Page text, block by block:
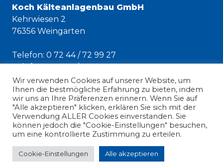
Koch Kälteanlagenbau GmbH
Kehrwiesen 2
76356 Weingarten
Telefon: 0 72 44 / 72 99 27
Telefax: 0 72 44 / 72 99 22
E-Mail:info@koch-kaelte.de
Notdienst: 0 72 44 / 72 99 255
Impressum
AGB
Datenschutzerklärung
Wir verwenden Cookies auf unserer Website, um
Ihnen die bestmögliche Erfahrung zu bieten, indem
wir uns an Ihre Präferenzen erinnern. Wenn Sie auf
"Alle akzeptieren" klicken, erklären Sie sich mit der
Verwendung ALLER Cookies einverstanden. Sie
können jedoch die "Cookie-Einstellungen" besuchen,
um eine kontrollierte Zustimmung zu erteilen.
Cookie-Einstellungen Alle akzeptieren